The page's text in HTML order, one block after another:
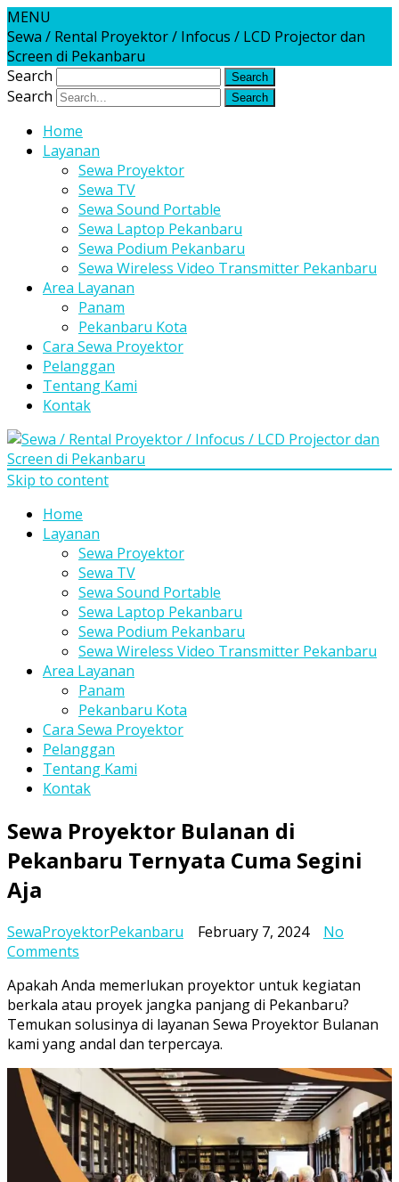
MENU
Sewa / Rental Proyektor / Infocus / LCD Projector dan
Screen di Pekanbaru
Search
Search
Home
Layanan
Sewa Proyektor
Sewa TV
Sewa Sound Portable
Sewa Laptop Pekanbaru
Sewa Podium Pekanbaru
Sewa Wireless Video Transmitter Pekanbaru
Area Layanan
Panam
Pekanbaru Kota
Cara Sewa Proyektor
Pelanggan
Tentang Kami
Kontak
Skip to content
Home
Layanan
Sewa Proyektor
Sewa TV
Sewa Sound Portable
Sewa Laptop Pekanbaru
Sewa Podium Pekanbaru
Sewa Wireless Video Transmitter Pekanbaru
Area Layanan
Panam
Pekanbaru Kota
Cara Sewa Proyektor
Pelanggan
Tentang Kami
Kontak
Sewa Proyektor Bulanan di
Pekanbaru Ternyata Cuma Segini
Aja
SewaProyektorPekanbaru February 7, 2024
No
Comments
Proyektor
Bulanan
di
Pekanbaru
Ternyata
Cuma
Segini
Aja
Apakah Anda memerlukan proyektor untuk kegiatan
berkala atau proyek jangka panjang di Pekanbaru?
Temukan solusinya di layanan Sewa Proyektor Bulanan
kami yang andal dan terpercaya.